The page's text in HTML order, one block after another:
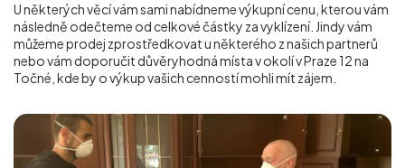
U některých věcí vám sami nabídneme výkupní cenu, kterou vám
následně odečteme od celkové částky za vyklízení. Jindy vám
můžeme prodej zprostředkovat u některého z našich partnerů
nebo vám doporučit důvěryhodná místa v okolí v Praze 12 na
Točné , kde by o výkup vašich cenností mohli mít zájem.